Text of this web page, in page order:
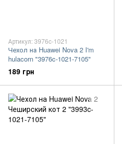
Артикул: 3976c-1021
Чехол на Huawei Nova 2 I'm
hulacorn "3976c-1021-7105"
189 грн